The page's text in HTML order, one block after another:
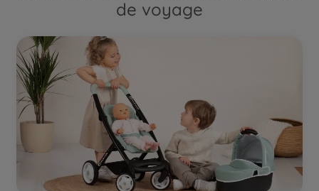
de voyage